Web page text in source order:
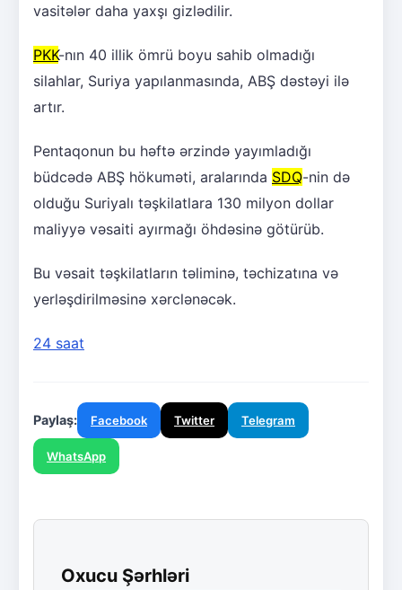
vasitələr daha yaxşı gizlədilir.
PKK-nın 40 illik ömrü boyu sahib olmadığı
silahlar, Suriya yapılanmasında, ABŞ dəstəyi ilə
artır.
Pentaqonun bu həftə ərzində yayımladığı
büdcədə ABŞ hökuməti, aralarında SDQ-nin də
olduğu Suriyalı təşkilatlara 130 milyon dollar
maliyyə vəsaiti ayırmağı öhdəsinə götürüb.
Bu vəsait təşkilatların təliminə, təchizatına və
yerləşdirilməsinə xərclənəcək.
24 saat
Paylaş: Facebook Twitter Telegram
WhatsApp
Oxucu Şərhləri